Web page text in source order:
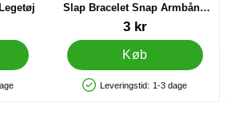
lager
Slap Bracelet Snap Armbånd
Jungledyr
3 kr
Køb
Produkttilgængelighed: På lager
Leveringstid: 1-3 dage